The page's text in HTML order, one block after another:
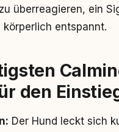
überreagieren, ein
körperlich entspannt.
den
Der Hund leckt sich